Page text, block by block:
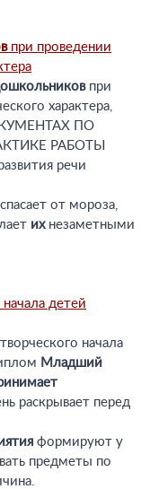
при проведении
при
характера,
ПО
РАБОТЫ
речи
от мороза,
ихнезаметными
начала детей
начала
Младший
раскрывает перед
формируют у
предметы по